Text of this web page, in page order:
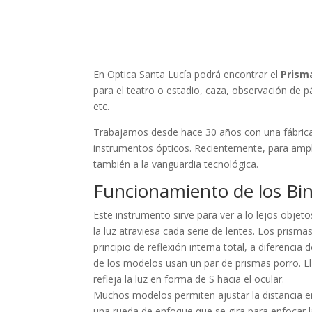
En Optica Santa Lucía podrá encontrar el
para el teatro o estadio, caza, observación de
etc.
Trabajamos desde hace 30 años con una
instrumentos ópticos. Recientemente, para
también a la vanguardia tecnológica.
Funcionamiento de los
Este instrumento sirve para ver a lo lejos
la luz atraviesa cada serie de lentes. Los
principio de reflexión interna total, a diferencia
de los modelos usan un par de prismas porro.
refleja la luz en forma de S hacia el ocular.
Muchos modelos permiten ajustar la distancia